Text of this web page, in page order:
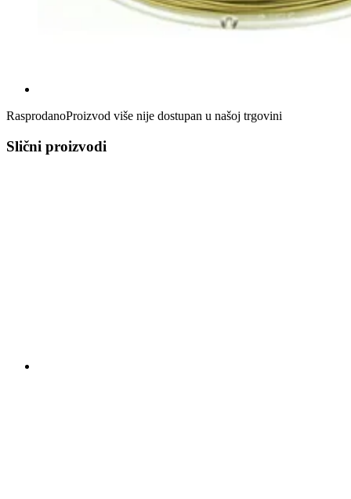
RasprodanoProizvod više nije dostupan u našoj trgovini
Slični proizvodi